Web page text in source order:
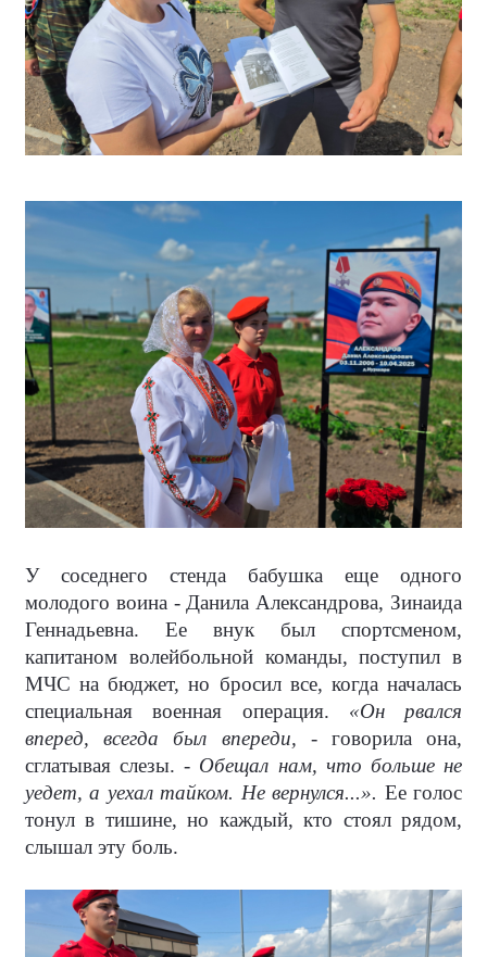
У соседнего стенда бабушка еще одного
молодого воина - Данила Александрова, Зинаида
Геннадьевна. Ее внук был спортсменом,
капитаном волейбольной команды, поступил в
МЧС на бюджет, но бросил все, когда началась
специальная военная операция. «Он рвался
вперед, всегда был впереди, - говорила она,
сглатывая слезы. - Обещал нам, что больше не
уедет, а уехал тайком. Не вернулся...». Ее голос
тонул в тишине, но каждый, кто стоял рядом,
слышал эту боль.